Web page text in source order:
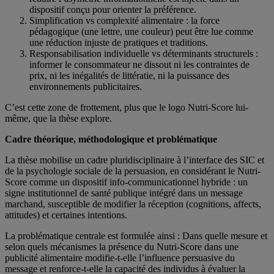
dispositif conçu pour orienter la préférence.
Simplification vs complexité alimentaire : la force
pédagogique (une lettre, une couleur) peut être lue comme
une réduction injuste de pratiques et traditions.
Responsabilisation individuelle vs déterminants structurels :
informer le consommateur ne dissout ni les contraintes de
prix, ni les inégalités de littératie, ni la puissance des
environnements publicitaires.
C’est cette zone de frottement, plus que le logo Nutri-Score lui-
même, que la thèse explore.
Cadre théorique, méthodologique et problématique
La thèse mobilise un cadre pluridisciplinaire à l’interface des SIC et
de la psychologie sociale de la persuasion, en considérant le Nutri-
Score comme un dispositif info-communicationnel hybride : un
signe institutionnel de santé publique intégré dans un message
marchand, susceptible de modifier la réception (cognitions, affects,
attitudes) et certaines intentions.
La problématique centrale est formulée ainsi : Dans quelle mesure et
selon quels mécanismes la présence du Nutri-Score dans une
publicité alimentaire modifie-t-elle l’influence persuasive du
message et renforce-t-elle la capacité des individus à évaluer la